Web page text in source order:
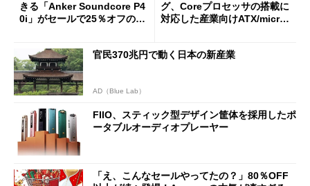
きる「Anker Soundcore P4
0i」がセールで25％オフの59
グ、Coreプロセッサの搭載に
対応した産業向けATX/micro
官民370兆円で動く日本の新産業
AD（Blue Lab）
FIIO、スティック型デザイン筐体を採用したポ
ータブルオーディオプレーヤー
「え、こんなセールやってたの？」80％OFF